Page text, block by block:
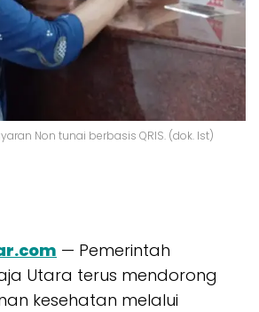
Non tunai berbasis QRIS. (dok. Ist)
— Pemerintah
Utara terus mendorong
kesehatan melalui